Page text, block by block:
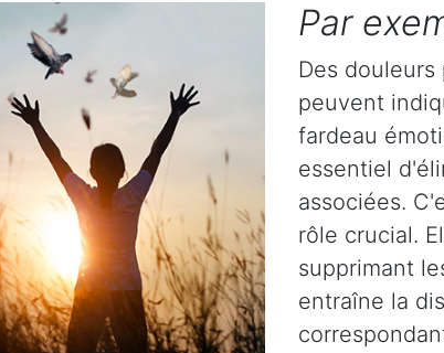
Par
Des
peuvent
fardeau
essentiel
associées.
rôle crucial.
supprimant
entraîne la